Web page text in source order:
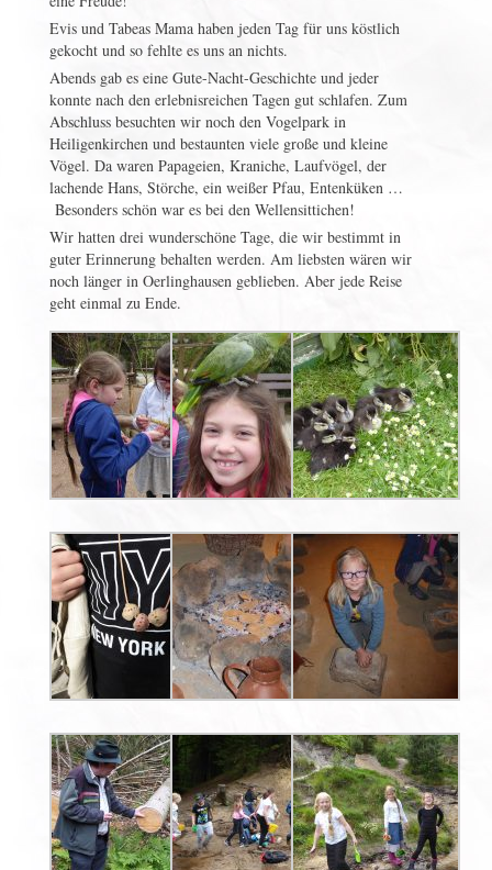
Evis und Tabeas Mama haben jeden Tag für uns köstlich
gekocht und so fehlte es uns an nichts.
Abends gab es eine Gute-Nacht-Geschichte und jeder
konnte nach den erlebnisreichen Tagen gut schlafen. Zum
Abschluss besuchten wir noch den Vogelpark in
Heiligenkirchen und bestaunten viele große und kleine
Vögel. Da waren Papageien, Kraniche, Laufvögel, der
lachende Hans, Störche, ein weißer Pfau, Entenküken …
Besonders schön war es bei den Wellensittichen!
Wir hatten drei wunderschöne Tage, die wir bestimmt in
guter Erinnerung behalten werden. Am liebsten wären wir
noch länger in Oerlinghausen geblieben. Aber jede Reise
geht einmal zu Ende.